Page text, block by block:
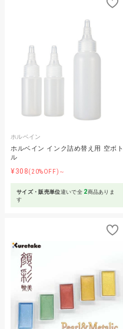
ホルベイン
ホルベイン インク詰め替え用 空ボト
ル
¥308(20%OFF)～
サイズ・販売単位違いで全 2商品ありま
す